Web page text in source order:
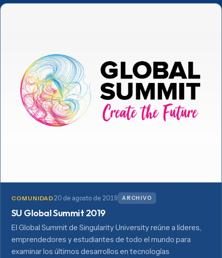
COMUNIDAD20 de agosto de 2019 ARCHIVO
SU Global Summit 2019
El Global Summit de Singularity University reúne a líderes,
emprendedores y estudiantes de todo el mundo para
examinar los últimos desarrollos en tecnologías